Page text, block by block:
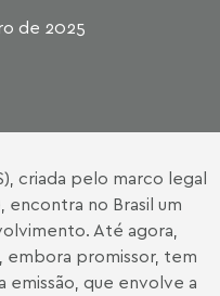
de 2025
criada pelo marco legal
encontra no Brasil um
Até agora,
promissor, tem
emissão, que envolve a